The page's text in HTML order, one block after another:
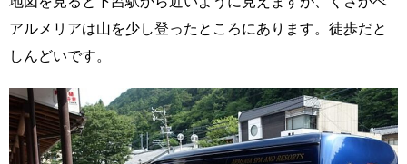
アルメリアは山を少し登ったところにあります。徒歩だと
しんどいです。